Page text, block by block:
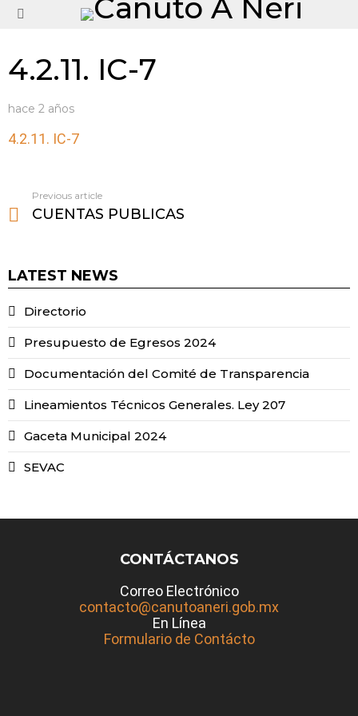
4.2.11. IC-7
hace 2 años
4.2.11. IC-7
more
Previous article
CUENTAS PUBLICAS
LATEST NEWS
Directorio
Presupuesto de Egresos 2024
Documentación del Comité de Transparencia
Lineamientos Técnicos Generales. Ley 207
Gaceta Municipal 2024
SEVAC
CONTÁCTANOS
Correo Electrónico
contacto@canutoaneri.gob.mx
En Línea
Formulario de Contácto